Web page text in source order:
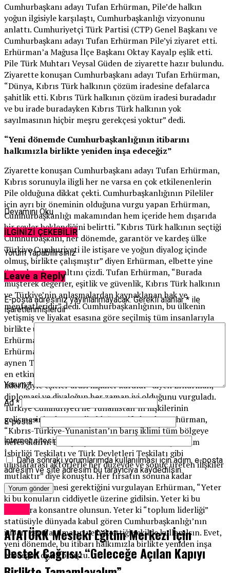
Cumhurbaşkanı adayı Tufan Erhürman, Pile’de halkın
yoğun ilgisiyle karşılaştı, Cumhurbaşkanlığı vizyonunu
anlattı. Cumhuriyetçi Türk Partisi (CTP) Genel Başkanı ve
Cumhurbaşkanı adayı Tufan Erhürman Pile’yi ziyaret etti.
Erhürman’a Mağusa İlçe Başkanı Oktay Kayalp eşlik etti.
Pile Türk Muhtarı Veysal Güden de ziyarette hazır bulundu.
Ziyarette konuşan Cumhurbaşkanı adayı Tufan Erhürman,
“Dünya, Kıbrıs Türk halkının çözüm iradesine defalarca
şahitlik etti. Kıbrıs Türk halkının çözüm iradesi buradadır
ve bu irade buradayken Kıbrıs Türk halkının yok
sayılmasının hiçbir meşru gerekçesi yoktur” dedi.
“Yeni dönemde Cumhurbaşkanlığının itibarını
halkımızla birlikte yeniden inşa edeceğiz”
Ziyarette konuşan Cumhurbaşkanı adayı Tufan Erhürman,
Kıbrıs sorunuyla iligli her ne varsa en çok etkilenenlerin
Pile olduğuna dikkat çekti. Cumhurbaşkanlığının Pileliler
için ayrı bir öneminin olduğuna vurgu yapan Erhürman,
Cumhurbaşkanlığı makamından hem içeride hem dışarıda
bir şeyler beklendiğini belirtti. “Kıbrıs Türk halkının seçtiği
Cumhurbaşkanı, her dönemde, garantör ve kardeş ülke
Türkiye Cumhuriyeti ile istişare ve yoğun diyalog içinde
olmuş, birlikte çalışmıştır” diyen Erhürman, elbette yine
öyle olacağının altını çizdi. Tufan Erhürman, “Burada
müşterek değerler, eşitlik ve güvenlik, Kıbrıs Türk halkının
ve Türkiye’nin anlaşmalardan kaynaklanan hak ve
menfaatleridir” dedi. Cumhurbaşkanlığının, bu ülkenin
yetişmiş ve liyakat esasına göre seçilmiş tüm insanlarıyla
birlikte üretip dosyasını oluşturduğunu kaydeden
Erhürman, dosyalara hâkimiyetin önemine işaret etti. Tufan
Erhürman, “Türkiye’nin uluslararası alandaki desteğinden
aynen Taşınmaz Mal Komisyonu kurulurken yapıldığı gibi
en etkin şekilde yararlanılır” dedi. “Kıbrıs Rum halkıyla ve
liderliğiyle eşitler arası ilişkiler kurulur” diyen Erhürman,
diplomasi ve diyaloğun her zaman iyi olduğunu vurguladı.
Türkiye Cumhuriyeti ile Yunanistan’ın ilişkilerinin
gelişmesinin de önemli olduğunu ifade eden Erhürman,
“Kıbrıs-Türkiye-Yunanistan’ın barış iklimi tüm bölgeye
nefes aldırır. Birleşmiş Milletler, Avrupa Birliği, İslam
İşbirliği Teşkilatı ve Türk Devletleri Teşkilatı gibi
uluslararası aktörlerle her düzeyde ve sonuç üreten ilişkiler
mutlaktır” diye konuştu. Her fırsatın sonuna kadar
değerlendirilmesi gerektiğini vurgulayan Erhürman, “Yeter
ki bu konuların ciddiyetle üzerine gidilsin. Yeter ki bu
konulara konsantre olunsun. Yeter ki “toplum liderliği”
statüsüyle dünyada kabul gören Cumhurbaşkanlığı’nın
itibarı zayıflatılmasın ve hak ettiği şekilde kullanılsın. Evet,
yeni dönemde, bu itibarı halkımızla birlikte yeniden inşa
edeceğiz” diye konuştu.
Devamını Oku
İLGİNİZİ ÇEKEBİLİR
Yorum Yapabilirsiniz
Leave a Reply
E-posta adresiniz yayınlanmayacak. Gerekli alanlar* ile
işaretlenmişlerdir
Yorum*
Ad*
E-posta*
İnternet sitesi
Daha sonraki yorumlarımda kullanılması için adım, e-posta
adresim ve site adresim bu tarayıcıya kaydedilsin.
ATATÜRK Mesleki Eğitim Merkezi İçin
Destek Çağrısı: “Geleceğe Açılan Kapıyı